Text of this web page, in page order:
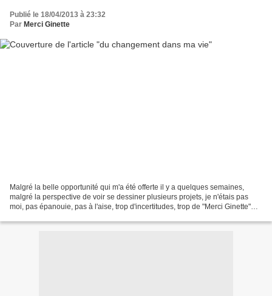
Publié le 18/04/2013 à 23:32
Par Merci Ginette
Malgré la belle opportunité qui m'a été offerte il y a quelques semaines,
malgré la perspective de voir se dessiner plusieurs projets, je n'étais pas
moi, pas épanouie, pas à l'aise, trop d'incertitudes, trop de "Merci Ginette"